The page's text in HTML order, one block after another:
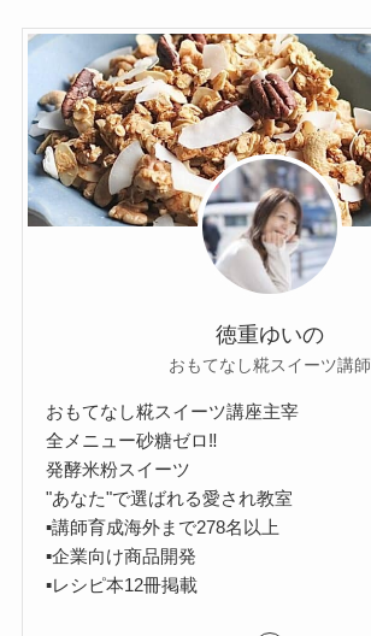
徳重ゆいの
おもてなし糀スイーツ講師
おもてなし糀スイーツ講座主宰
全メニュー砂糖ゼロ‼︎
発酵米粉スイーツ
"あなた"で選ばれる愛され教室
▪︎講師育成海外まで278名以上
▪︎企業向け商品開発
▪︎レシピ本12冊掲載